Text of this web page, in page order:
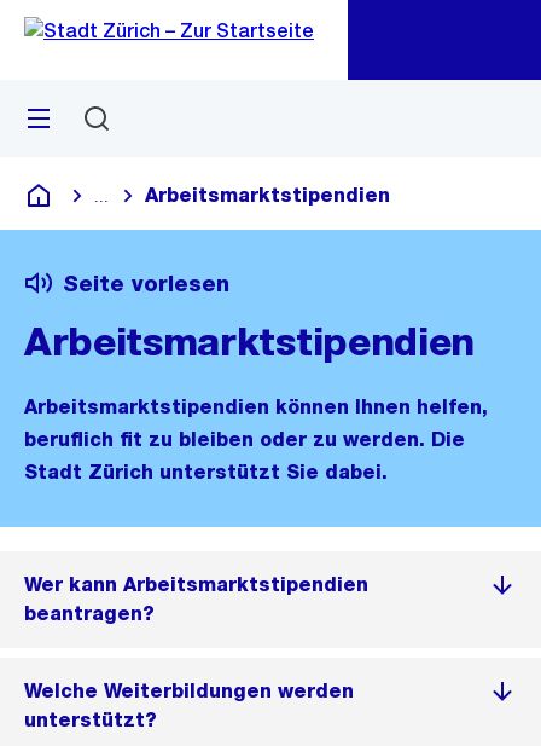
Navigation
Sprunglink
Menü
Deutsch
Blende alle Breadcrumbs ein
Arbeitsmarktstipendien
Seite vorlesen
Arbeitsmarktstipendien
Arbeitsmarktstipendien können Ihnen helfen,
beruflich fit zu bleiben oder zu werden. Die
Stadt Zürich unterstützt Sie dabei.
Wer kann Arbeitsmarktstipendien
beantragen?
Welche Weiterbildungen werden
unterstützt?